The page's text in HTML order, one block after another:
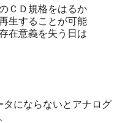
ＣＤ規格をはるか
生することが可能
在意義を失う日は
にならないとアナログ